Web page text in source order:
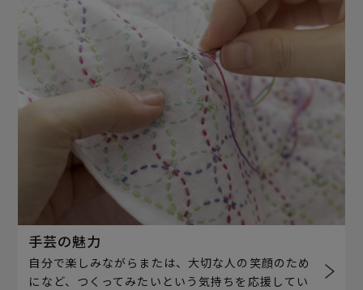
手芸の魅力
自分で楽しみながらまたは、大切な人の笑顔のため
になど、つくってみたいという気持ちを応援してい